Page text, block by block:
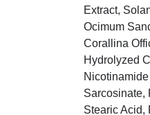
Extract,
Ocimum
Corallina
Hydrolyzed
Sarcosinate,
Stearic Acid,